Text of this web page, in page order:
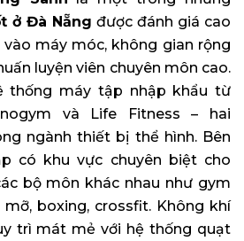
ở Đà Nẵng được đánh giá cao
máy móc, không gian rộng
luyện viên chuyên môn cao.
thống máy tập nhập khẩu từ
và Life Fitness – hai
ngành thiết bị thể hình. Bên
có khu vực chuyên biệt cho
bộ môn khác nhau như gym
boxing, crossfit. Không khí
trì mát mẻ với hệ thống quạt